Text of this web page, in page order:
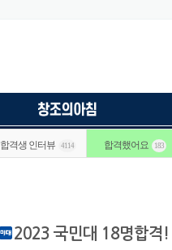
합격생 인터뷰 4114 합격했어요 183
2023 국민대 18명합격!